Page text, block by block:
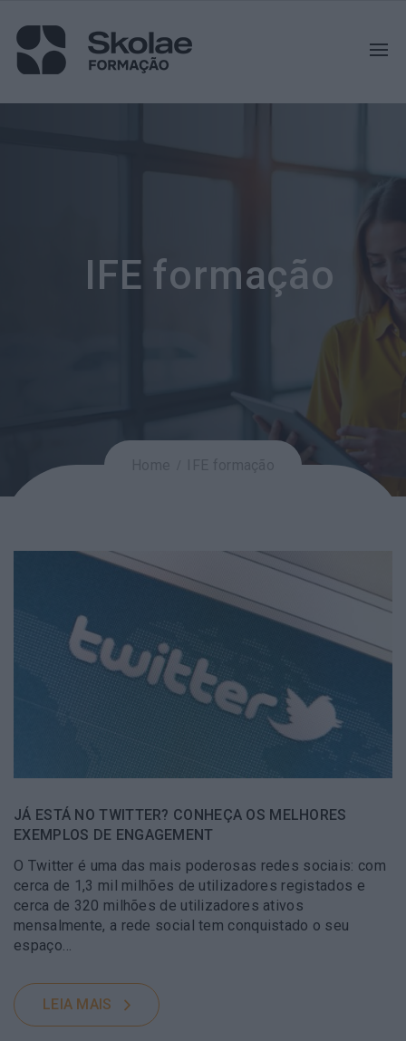
IFE formação
JÁ ESTÁ NO TWITTER? CONHEÇA OS MELHORES
EXEMPLOS DE ENGAGEMENT
O Twitter é uma das mais poderosas redes sociais: com
cerca de 1,3 mil milhões de utilizadores registados e
cerca de 320 milhões de utilizadores ativos
mensalmente, a rede social tem conquistado o seu
espaço…
LEIA MAIS